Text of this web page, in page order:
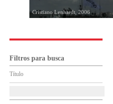
Cristiano Lenhardt, 2006
Filtros para busca
Título